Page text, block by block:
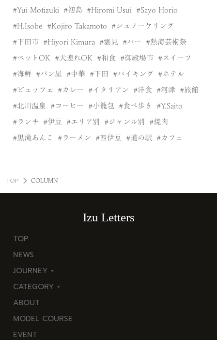
Yui Motizuki 初島 Hiromi Usui Sayo Horio
H.Isobe Kojiro Takamoto シュノーケリング
下田市 Hiyori Kimura 雲見 バー 熱海芸術祭
ペットOK 犬連れOK 和食 御殿場市 スイーツ
海鮮 パン屋 中華 下田 バイキング ホテル
ビュッフェ カレー イタリアン 洋食 河津 旅館
北川温泉 コーヒー 小籠包 食べ歩き Y.Saito
ランチ 伊豆 エリア別 ジャンル別 焼肉
黒滝あんこ ラーメン 西伊豆 道の駅 カフェ
TOP COLUMN
Izu Letters
TOP
NEWS
JOURNEY
東
伊
豆
西
CATEGORY
海
岬
温
ABOUT
MODEL COURSE
EVENT